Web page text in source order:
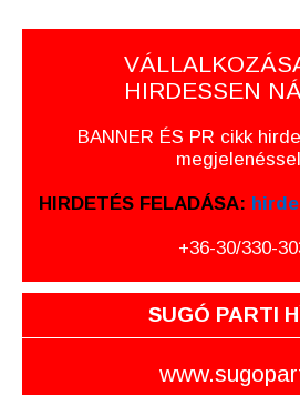
HIRDESSEN
BANNER ÉS PR cikk
HIRDETÉS FELADÁSA:
+36-30/330-
SUGÓ PARTI